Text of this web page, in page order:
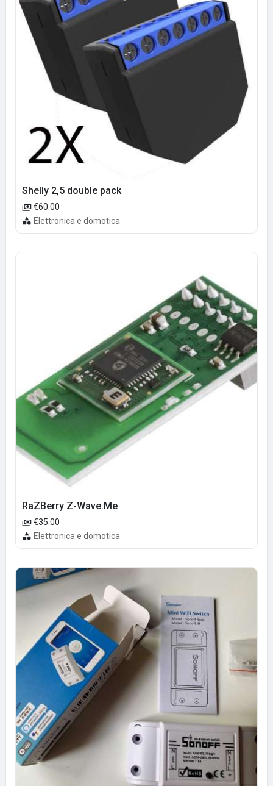
Shelly 2,5 double pack
€60.00
Elettronica e domotica
RaZBerry Z-Wave.Me
€35.00
Elettronica e domotica